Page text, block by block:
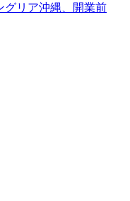
グリア沖縄、開業前